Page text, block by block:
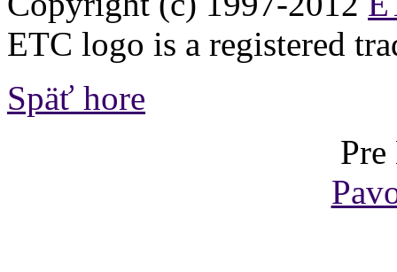
ETC logo is a registered
Späť hore